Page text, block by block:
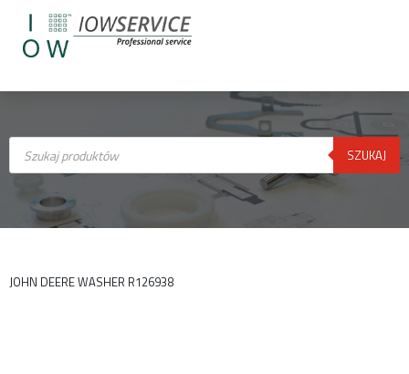
Wyszukiwarka
produktów SZUKAJ
JOHN DEERE WASHER R126938